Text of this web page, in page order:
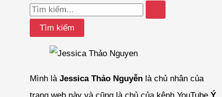
Tìm
kiếm:
Mình là Jessica Thảo Nguyễnlà chủ nhân của
trang web này và cũng là chủ của kênh YouTube Ý